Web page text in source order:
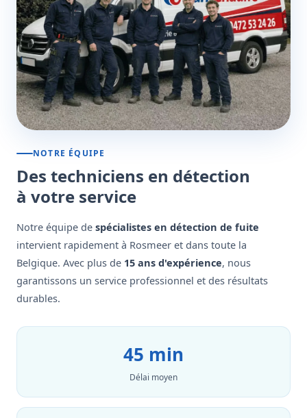
NOTRE ÉQUIPE
Des techniciens en détection
à votre service
Notre équipe de spécialistes en détection de fuite
intervient rapidement à Rosmeer et dans toute la
Belgique. Avec plus de 15 ans d'expérience, nous
garantissons un service professionnel et des résultats
durables.
45 min
Délai moyen